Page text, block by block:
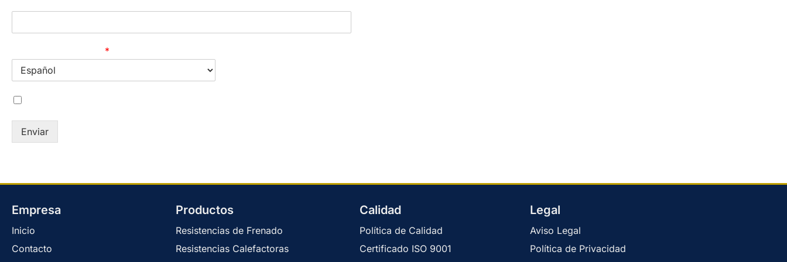
*
Enviar
Empresa
Inicio
Contacto
Productos
Resistencias de Frenado
Resistencias Calefactoras
Calidad
Política de Calidad
Certificado ISO 9001
Legal
Aviso Legal
Política de Privacidad